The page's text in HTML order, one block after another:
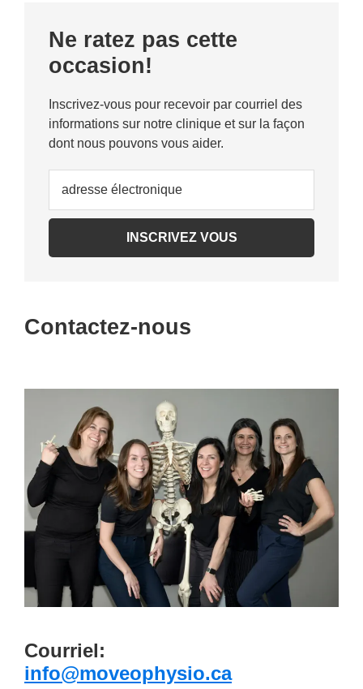
Sidebar
Ne ratez pas cette
occasion!
Inscrivez-vous pour recevoir par courriel des
informations sur notre clinique et sur la façon
dont nous pouvons vous aider.
Contactez-nous
Courriel:
info@moveophysio.ca